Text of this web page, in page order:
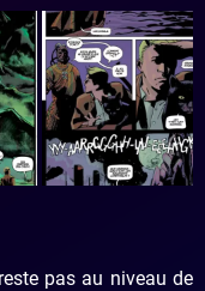
pas au niveau de